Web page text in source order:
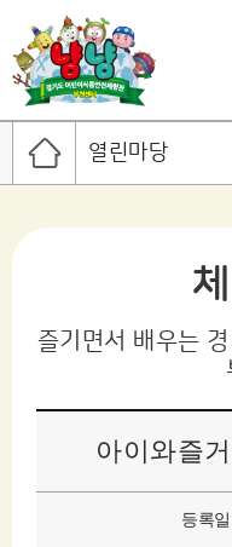
열린마당
즐기면서 배우는
아이와즐
등록